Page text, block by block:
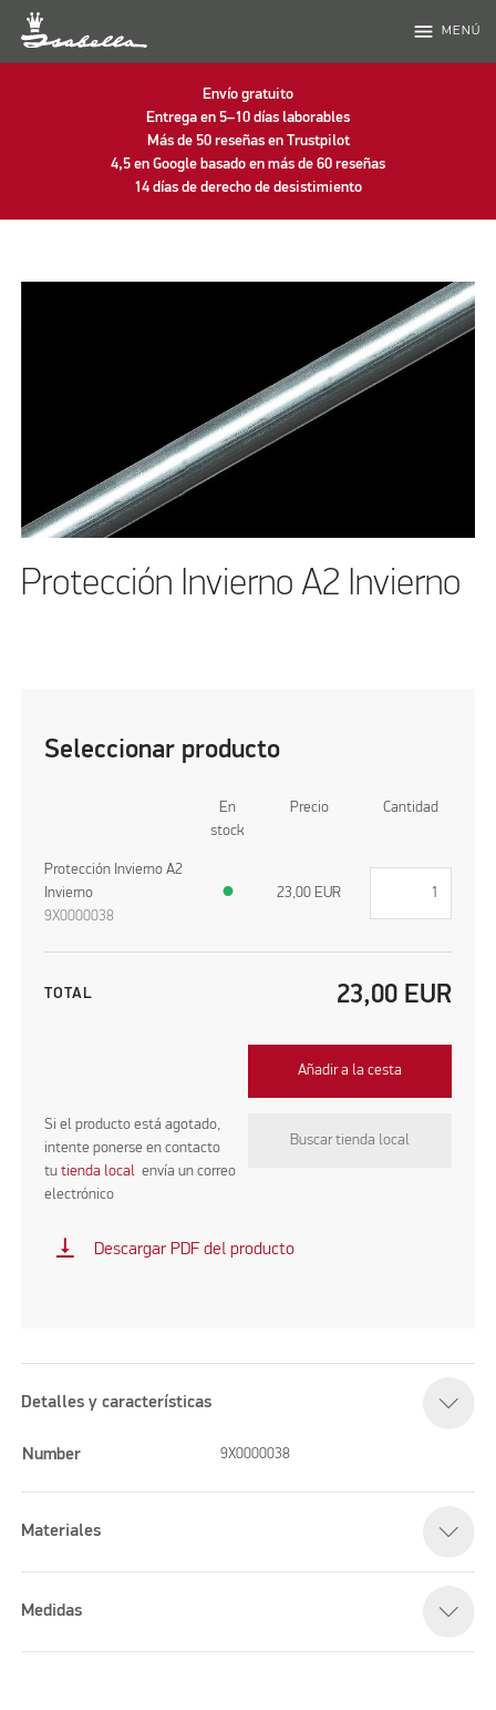
menu MENÚ
Envío gratuito
Entrega en 5–10 días laborables
Más de 50 reseñas en Trustpilot
4,5 en Google basado en más de 60 reseñas
14 días de derecho de desistimiento
Protección Invierno A2 Invierno
Seleccionar producto
En
stock
Precio Cantidad
Protección Invierno A2
Invierno
9X0000038
● 23,00 EUR
TOTAL 23,00 EUR
Añadir a la cesta
Si el producto está agotado,
intente ponerse en contacto
tutienda localenvía un correo
electrónico
Buscar tienda local
vertical_align_bottom Descargar PDF del producto
Detalles y características
Number 9X0000038
Materiales
Medidas